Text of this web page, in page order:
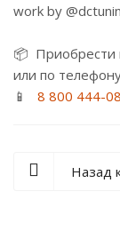
work by
📦 Приобрести
или по
📱 8 800 444-
Назад